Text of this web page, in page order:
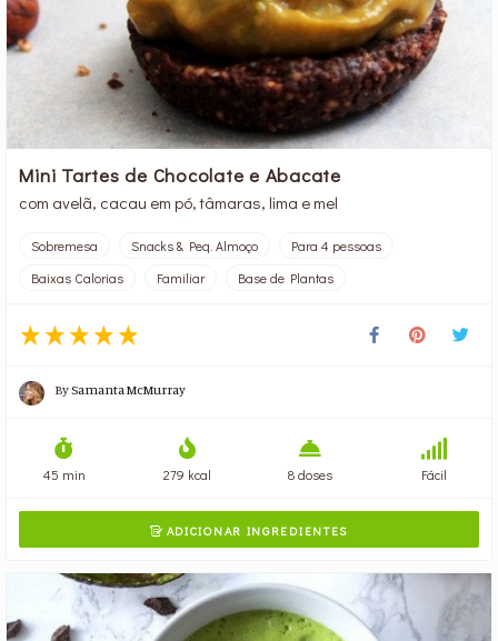
Mini Tartes de Chocolate e Abacate
com avelã, cacau em pó, tâmaras, lima e mel
Sobremesa Snacks & Peq. Almoço
Para 4 pessoas
Baixas Calorias
Familiar Base de Plantas
BySamanta McMurray
45 min 279 kcal 8 doses Fácil
ADICIONAR INGREDIENTES